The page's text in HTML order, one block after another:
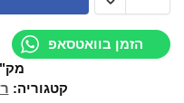
הזמן בוואטסאפ
קטגוריה: